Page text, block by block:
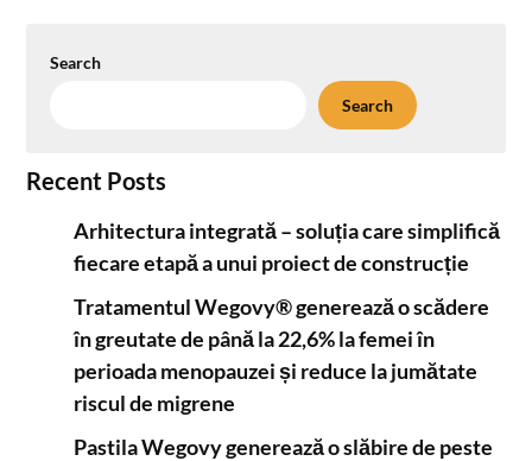
Search
Search
Recent Posts
Arhitectura integrată – soluția care simplifică
fiecare etapă a unui proiect de construcție
Tratamentul Wegovy® generează o scădere
în greutate de până la 22,6% la femei în
perioada menopauzei și reduce la jumătate
riscul de migrene
Pastila Wegovy generează o slăbire de peste